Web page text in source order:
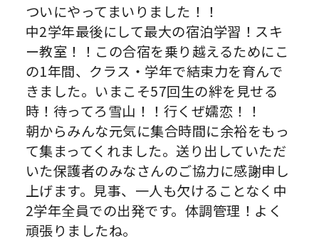
ついにやってまいりました！！
中2学年最後にして最大の宿泊学習！スキ
ー教室！！この合宿を乗り越えるためにこ
の1年間、クラス・学年で結束力を育んで
きました。いまこそ57回生の絆を見せる
時！待ってろ雪山！！行くぜ嬬恋！！
朝からみんな元気に集合時間に余裕をもっ
て集まってくれました。送り出していただ
いた保護者のみなさんのご協力に感謝申し
上げます。見事、一人も欠けることなく中
2学年全員での出発です。体調管理！よく
頑張りましたね。